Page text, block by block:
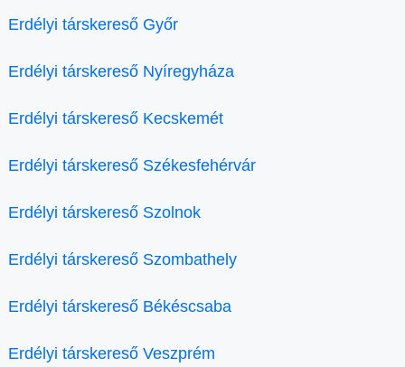
Erdélyi társkereső Győr
Erdélyi társkereső Nyíregyháza
Erdélyi társkereső Kecskemét
Erdélyi társkereső Székesfehérvár
Erdélyi társkereső Szolnok
Erdélyi társkereső Szombathely
Erdélyi társkereső Békéscsaba
Erdélyi társkereső Veszprém